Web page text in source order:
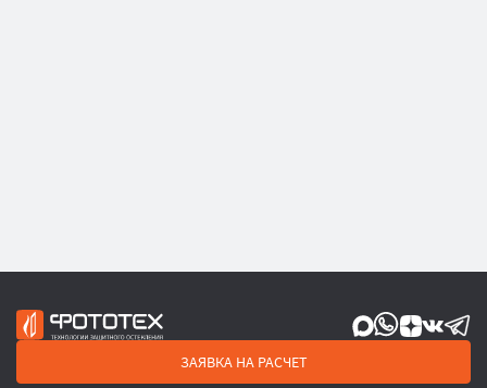
ЗАЯВКА НА РАСЧЕТ